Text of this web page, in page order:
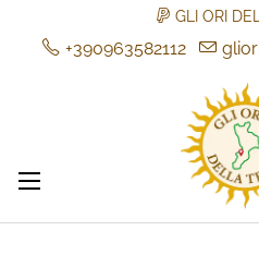
GLI ORI
+390963582112
Gli
Gli Ori